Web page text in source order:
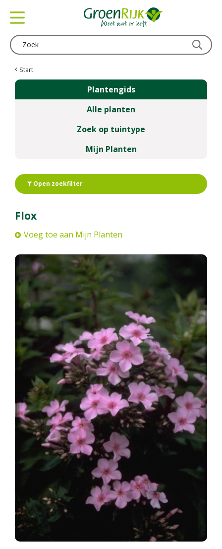
Start
Plantengids
Alle planten
Zoek op tuintype
Mijn Planten
Open zoekfilter
Flox
Voeg toe aan Mijn Planten